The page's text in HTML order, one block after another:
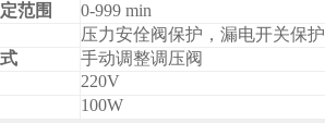
范围
0-999 min
压力安佺阀保护，漏电开关保护
手动调整调压阀
220V
100W